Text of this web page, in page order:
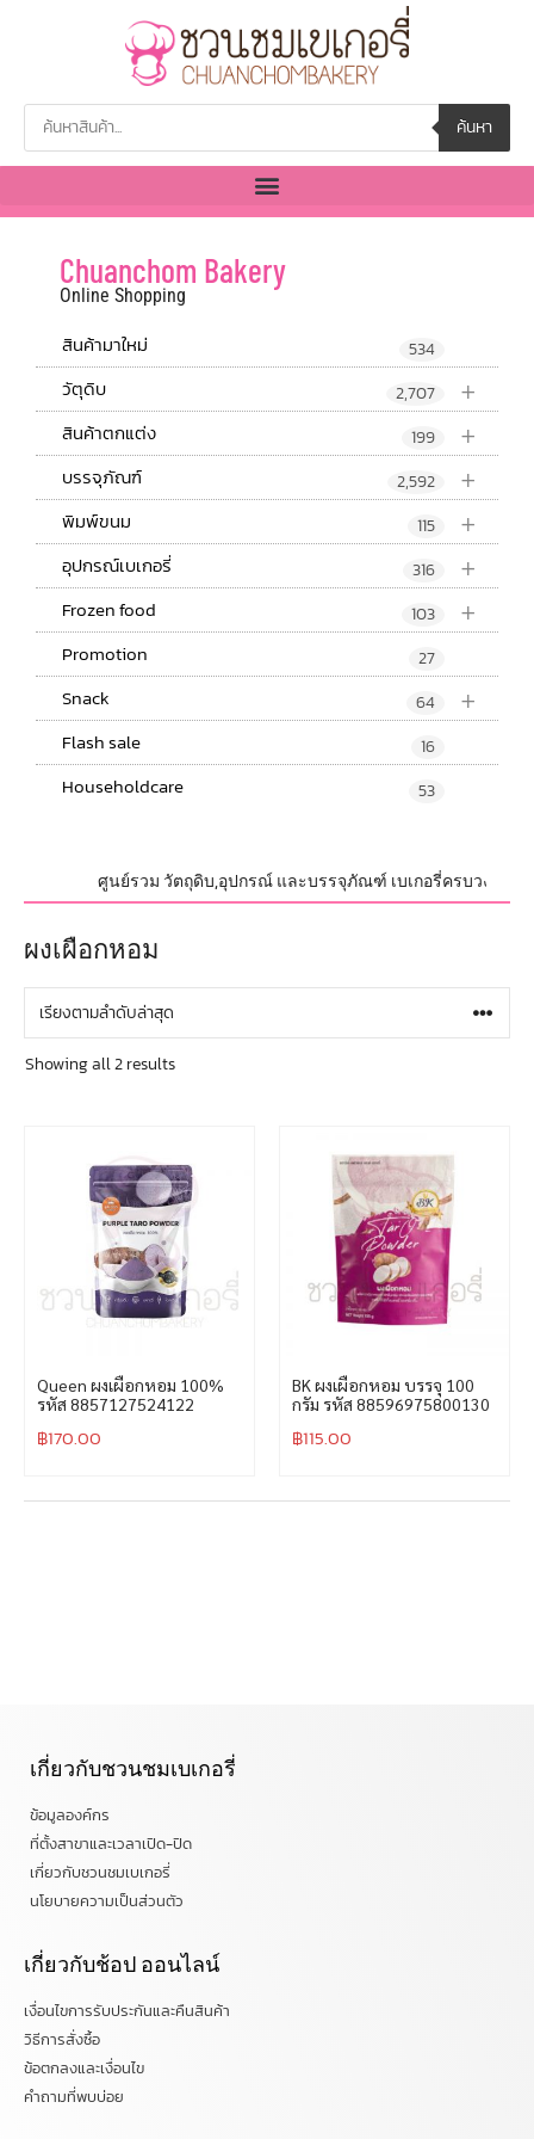
ค้นหา
Chuanchom Bakery
Online Shopping
สินค้ามาใหม่ 534
+
วัตุดิบ 2,707
+
สินค้าตกแต่ง 199
+
บรรจุภัณฑ์ 2,592
+
พิมพ์ขนม 115
+
อุปกรณ์เบเกอรี่ 316
+
Frozen food 103
Promotion 27
+
Snack 64
Flash sale 16
Householdcare 53
ศูนย์รวม วัตถุดิบ,อุปกรณ์ และบรรจุภัณฑ์ เบเกอรี่ครบวงจร เ
ผงเผือกหอม
Showing all 2 results
Queen ผงเผือกหอม 100%
รหัส 8857127524122
฿170.00
BK ผงเผือกหอม บรรจุ 100
กรัม รหัส 88596975800130
฿115.00
เกี่ยวกับชวนชมเบเกอรี่
ข้อมูลองค์กร
ที่ตั้งสาขาและเวลาเปิด-ปิด
เกี่ยวกับชวนชมเบเกอรี่
นโยบายความเป็นส่วนตัว
เกี่ยวกับช้อป ออนไลน์
เงื่อนไขการรับประกันและคืนสินค้า
วิธีการสั่งซื้อ
ข้อตกลงและเงื่อนไข
คำถามที่พบบ่อย